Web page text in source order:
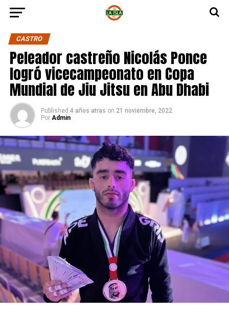
CASTRO
Peleador castreño Nicolás Ponce
logró vicecampeonato en Copa
Mundial de Jiu Jitsu en Abu Dhabi
Published 4 años atras on 21 noviembre, 2022
Por Admin